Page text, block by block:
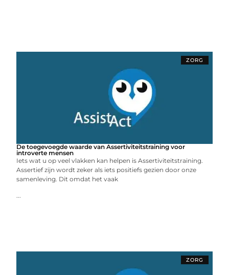
ZORG
De toegevoegde waarde van Assertiviteitstraining voor
introverte mensen
Iets wat u op veel vlakken kan helpen is Assertiviteitstraining.
Assertief zijn wordt zeker als iets positiefs gezien door onze
samenleving. Dit omdat het vaak
...
ZORG